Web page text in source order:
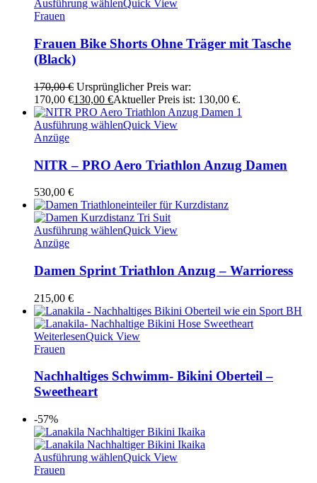
Ausführung wählenQuick View
Frauen
Frauen Bike Shorts Ohne Träger mit Tasche
(Black)
170,00€ Ursprünglicher Preis war:
170,00 €130,00 €Aktueller Preis ist: 130,00 €.
Ausführung wählenQuick View
Anzüge
NITR – PRO Aero Triathlon Anzug Damen
530,00 €
Ausführung wählenQuick View
Anzüge
Damen Sprint Triathlon Anzug – Warrioress
215,00 €
WeiterlesenQuick View
Frauen
Nachhaltiges Schwimm- Bikini Oberteil –
Sweetheart
-57%
Ausführung wählenQuick View
Frauen